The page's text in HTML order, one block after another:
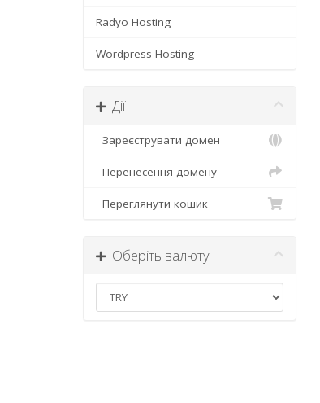
Radyo Hosting
Wordpress Hosting
Дії
Зареєструвати домен
Перенесення домену
Переглянути кошик
Оберіть валюту